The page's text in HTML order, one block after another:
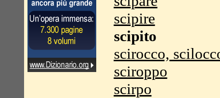
scipire
scipito
scirocco,
sciroppo
scirpo